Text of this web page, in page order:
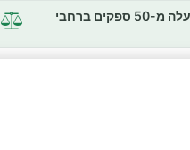
השוואה בין למעלה מ-50 ספקים ברחבי